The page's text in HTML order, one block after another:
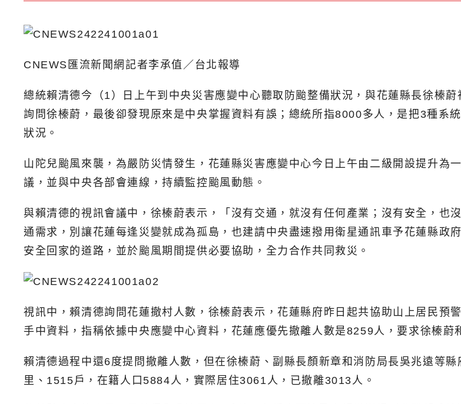
CNEWS匯流新聞網記者李承值／台北報導
總統賴清德今（1）日上午到中央災害應變中心聽取防颱整備狀況，與花蓮縣長徐榛
詢問徐榛蔚，最後卻發現原來是中央掌握資料有誤；總統所指8000多人，是把3種系
狀況。
山陀兒颱風來襲，為嚴防災情發生，花蓮縣災害應變中心今日上午由二級開設提升為
議，並與中央各部會連線，持續監控颱風動態。
與賴清德的視訊會議中，徐榛蔚表示，「沒有交通，就沒有任何產業；沒有安全，也
通需求，別讓花蓮每逢災變就成為孤島，也建請中央盡速撥用衛星通訊車予花蓮縣政
安全回家的道路，並於颱風期間提供必要協助，全力合作共同救災。
視訊中，賴清德詢問花蓮撤村人數，徐榛蔚表示，花蓮縣府昨日起共協助山上居民預
手中資料，指稱依據中央應變中心資料，花蓮應優先撤離人數是8259人，要求徐榛蔚
賴清德過程中還6度提問撤離人數，但在徐榛蔚、副縣長顏新章和消防局長吳兆遠等
里、1515戶，在籍人口5884人，實際居住3061人，已撤離3013人。